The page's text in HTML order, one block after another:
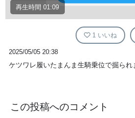
再生時間 01:09
1 いいね
2025/05/05 20:38
ケツワレ履いたまんま生騎乗位で掘られ
この投稿へのコメント